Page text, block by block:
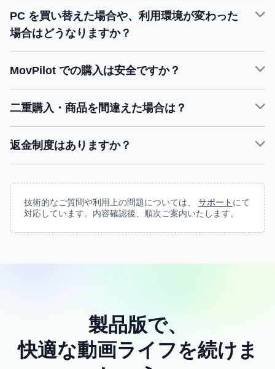
PC を買い替えた場合や、利用環境が変わった
場合はどうなりますか？
サポ
ート
MovPilot での購入は安全ですか？
二重購入・商品を間違えた場合は？
返金制度はありますか？
技術的なご質問や利用上の問題については、 サポート にて
対応しています。内容確認後、順次ご案内いたします。
製品版で、
快適な動画ライフを続けま